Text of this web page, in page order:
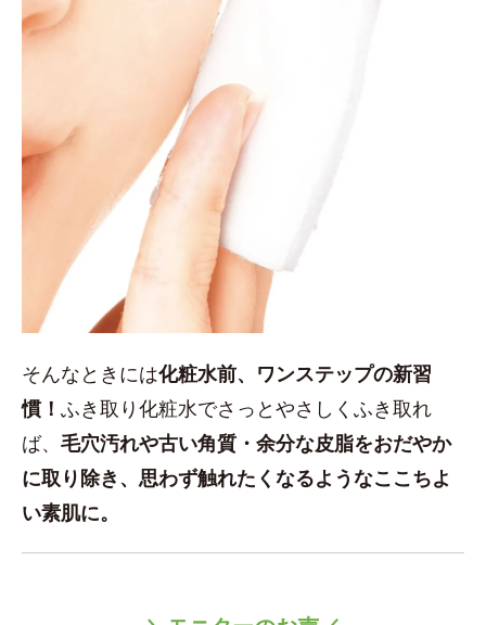
そんなときには化粧水前、ワンステップの新習
慣！ ふき取り化粧水でさっとやさしくふき取れ
ば、 毛穴汚れや古い角質・余分な皮脂をおだやか
に取り除き、思わず触れたくなるようなここちよ
い素肌に。